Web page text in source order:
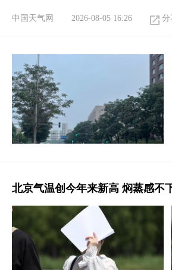
中国天气网 2026-08-05 16:26 分
北京气温创今年来新高 焖蒸感不